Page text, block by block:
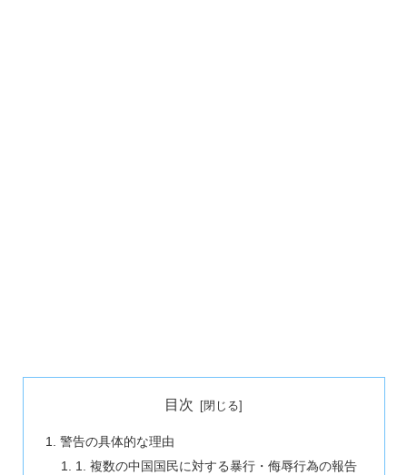
目次
警告の具体的な理由
1. 複数の中国国民に対する暴行・侮辱行為の報告